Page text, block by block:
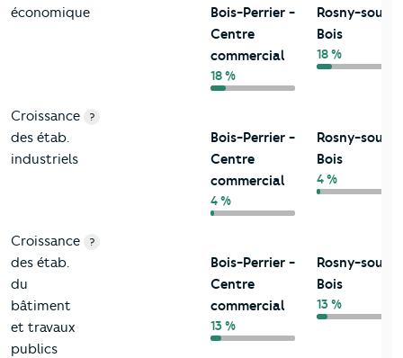
économique
Bois-Perrier -
Centre
commercial
18 %
Rosny-sous-
Bois
18 %
Croissance
des étab.
industriels
?
Bois-Perrier -
Centre
commercial
4 %
Rosny-sous-
Bois
4 %
Croissance
des étab.
du
bâtiment
et travaux
publics
?
Bois-Perrier -
Centre
commercial
13 %
Rosny-sous-
Bois
13 %